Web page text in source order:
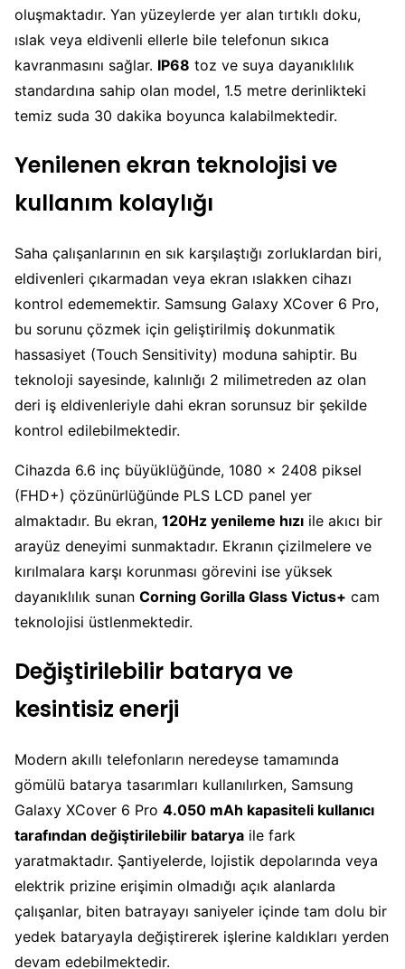
oluşmaktadır. Yan yüzeylerde yer alan tırtıklı doku,
ıslak veya eldivenli ellerle bile telefonun sıkıca
kavranmasını sağlar. IP68 toz ve suya dayanıklılık
standardına sahip olan model, 1.5 metre derinlikteki
temiz suda 30 dakika boyunca kalabilmektedir.
Yenilenen ekran teknolojisi ve
kullanım kolaylığı
Saha çalışanlarının en sık karşılaştığı zorluklardan biri,
eldivenleri çıkarmadan veya ekran ıslakken cihazı
kontrol edememektir. Samsung Galaxy XCover 6 Pro,
bu sorunu çözmek için geliştirilmiş dokunmatik
hassasiyet (Touch Sensitivity) moduna sahiptir. Bu
teknoloji sayesinde, kalınlığı 2 milimetreden az olan
deri iş eldivenleriyle dahi ekran sorunsuz bir şekilde
kontrol edilebilmektedir.
Cihazda 6.6 inç büyüklüğünde, 1080 x 2408 piksel
(FHD+) çözünürlüğünde PLS LCD panel yer
almaktadır. Bu ekran, 120Hz yenileme hızı ile akıcı bir
arayüz deneyimi sunmaktadır. Ekranın çizilmelere ve
kırılmalara karşı korunması görevini ise yüksek
dayanıklılık sunan Corning Gorilla Glass Victus+ cam
teknolojisi üstlenmektedir.
Değiştirilebilir batarya ve
kesintisiz enerji
Modern akıllı telefonların neredeyse tamamında
gömülü batarya tasarımları kullanılırken, Samsung
Galaxy XCover 6 Pro 4.050 mAh kapasiteli kullanıcı
tarafından değiştirilebilir batarya ile fark
yaratmaktadır. Şantiyelerde, lojistik depolarında veya
elektrik prizine erişimin olmadığı açık alanlarda
çalışanlar, biten batrayayı saniyeler içinde tam dolu bir
yedek bataryayla değiştirerek işlerine kaldıkları yerden
devam edebilmektedir.